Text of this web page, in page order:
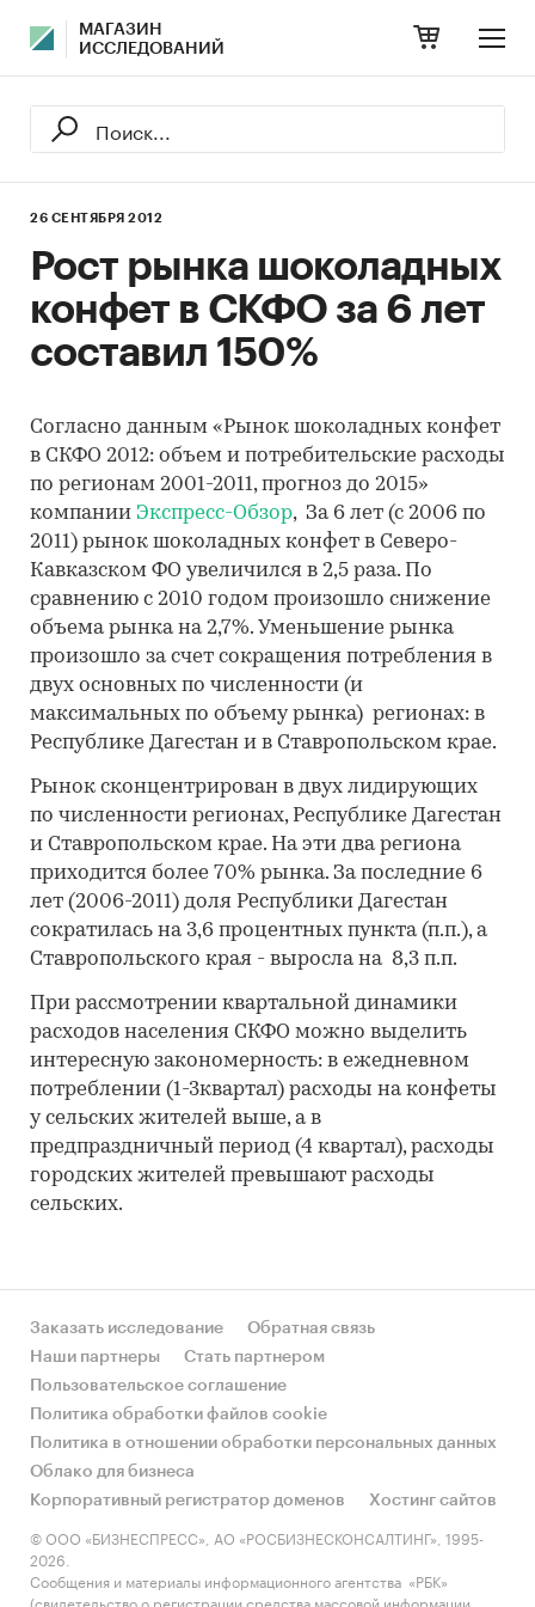
МАГАЗИН
ИССЛЕДОВАНИЙ
26 СЕНТЯБРЯ 2012
Рост рынка шоколадных
конфет в СКФО за 6 лет
составил 150%
Согласно данным «Рынок шоколадных конфет
в СКФО 2012: объем и потребительские расходы
по регионам 2001-2011, прогноз до 2015»
компании Экспресс-Обзор, За 6 лет (с 2006 по
2011) рынок шоколадных конфет в Северо-
Кавказском ФО увеличился в 2,5 раза. По
сравнению с 2010 годом произошло снижение
объема рынка на 2,7%. Уменьшение рынка
произошло за счет сокращения потребления в
двух основных по численности (и
максимальных по объему рынка) регионах: в
Республике Дагестан и в Ставропольском крае.
Рынок сконцентрирован в двух лидирующих
по численности регионах, Республике Дагестан
и Ставропольском крае. На эти два региона
приходится более 70% рынка. За последние 6
лет (2006-2011) доля Республики Дагестан
сократилась на 3,6 процентных пункта (п.п.), а
Ставропольского края - выросла на 8,3 п.п.
При рассмотрении квартальной динамики
расходов населения СКФО можно выделить
интересную закономерность: в ежедневном
потреблении (1-3квартал) расходы на конфеты
у сельских жителей выше, а в
предпраздничный период (4 квартал), расходы
городских жителей превышают расходы
сельских.
Заказать исследование
Обратная связь
Наши партнеры
Стать партнером
Пользовательское соглашение
Политика обработки файлов cookie
Политика в отношении обработки персональных данных
Облако для бизнеса
Корпоративный регистратор доменов
Хостинг сайтов
© ООО «БИЗНЕСПРЕСС», АО «РОСБИЗНЕСКОНСАЛТИНГ», 1995-
2026.
Сообщения и материалы информационного агентства «РБК»
(свидетельство о регистрации средства массовой информации